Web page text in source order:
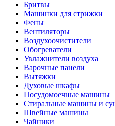
Бритвы
Машинки для стрижки
Фены
Вентиляторы
Воздухоочистители
Обогреватели
Увлажнители воздуха
Варочные панели
Вытяжки
Духовые шкафы
Посудомоечные машины
Стиральные машины и
Швейные машины
Чайники